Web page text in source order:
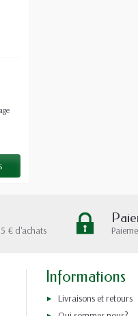
€ d'achats
Informations
Livraisons et retours